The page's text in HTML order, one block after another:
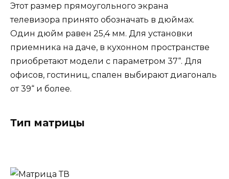
Этот размер прямоугольного экрана
телевизора принято обозначать в дюймах.
Один дюйм равен 25,4 мм. Для установки
приемника на даче, в кухонном пространстве
приобретают модели с параметром 37“. Для
офисов, гостиниц, спален выбирают диагональ
от 39“ и более.
Тип матрицы